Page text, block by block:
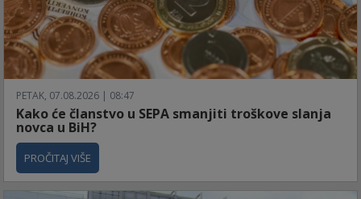
PETAK, 07.08.2026 | 08:47
Kako će članstvo u SEPA smanjiti troškove slanja
novca u BiH?
PROČITAJ VIŠE